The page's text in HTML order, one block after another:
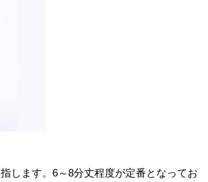
します。6～8分丈程度が定番となってお